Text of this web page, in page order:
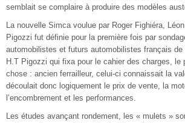
semblait se complaire à produire des modèles
La nouvelle Simca voulue par Roger Fighiéra,
Pigozzi fut définie pour la première fois par
automobilistes et futurs automobilistes français de
H.T Pigozzi qui fixa pour le cahier des charges, le
chose : ancien ferrailleur, celui-ci connaissait la
découlait donc logiquement le prix de vente, la
l’encombrement et les performances.
Les études avançant rondement, les « mulets »